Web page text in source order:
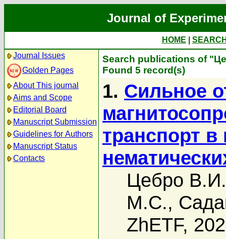
Journal of
HOME
Journal Issues
Golden Pages
About This journal
Aims and Scope
Editorial Board
Manuscript Submission
Guidelines for Authors
Manuscript Status
Contacts
Search publications of
Found 5 record(s)
1. Сильное
транспорт
Цебро В.И.
М.С.,
ZhETF,